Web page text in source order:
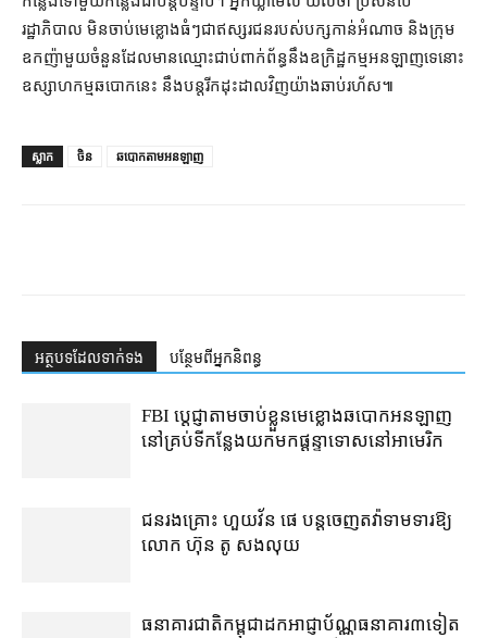
រដ្ឋាភិបាល មិន​ចាប់​មេខ្លោង​ធំៗ​ជា​ឥស្សរជន​របស់​បក្ស​កាន់អំណាច និង​ក្រុម​
ឧកញ៉ា​មួយចំនួន​ដែល​មាន​ឈ្មោះ​ជាប់​ពាក់ព័ន្ធ​នឹង​ឧក្រិដ្ឋកម្ម​អនឡាញ​ទេ​នោះ
ឧស្សាហកម្ម​ឆបោក​នេះ នឹង​បន្ត​រីក​ដុះដាល​វិញ​យ៉ាង​ឆាប់រហ័ស៕
ស្លាក ចិន ឆបោកតាមអនឡាញ
អត្ថបទ​ដែល​ទាក់ទង បន្ថែម​ពី​អ្នកនិពន្ធ
FBI ប្ដេជ្ញា​តាម​ចាប់ខ្លួន​មេខ្លោង​ឆបោក​អនឡាញ​
នៅ​គ្រប់​ទីកន្លែង​យក​មក​ផ្ដន្ទាទោស​នៅ​អាមេរិក
ជនរងគ្រោះ ហួយវ័ន ផេ បន្ត​ចេញ​តវ៉ា​ទាមទារ​ឱ្យ​
លោក ហ៊ុន តូ សង​លុយ
ធនាគារជាតិ​កម្ពុជា​ដក​អាជ្ញាប័ណ្ណ​ធនាគារ​៣​​ទៀត​